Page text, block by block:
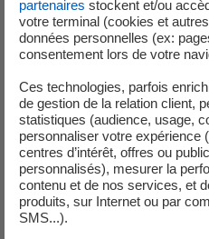
partenaires stockent et/ou
votre terminal (cookies et
données personnelles (ex:
consentement lors de votre
Ces technologies, parfois
de gestion de la relation client,
statistiques (audience, usage,
personnaliser votre expérience
centres d’intérêt, offres ou
personnalisés), mesurer la
contenu et de nos services, et
produits, sur Internet ou par
SMS...).